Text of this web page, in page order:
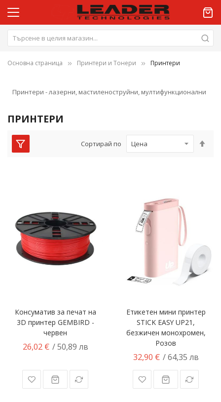
Основна страница Принтери и Тонери Принтери
Принтери - лазерни, мастиленоструйни, мултифункционални
ПРИНТЕРИ
Сортирай по
Консуматив за печат на
3D принтер GEMBIRD -
червен
26,02 € / 50,89 лв
Етикетен мини принтер
STICK EASY UP21,
безжичен монохромен,
Розов
32,90 € / 64,35 лв